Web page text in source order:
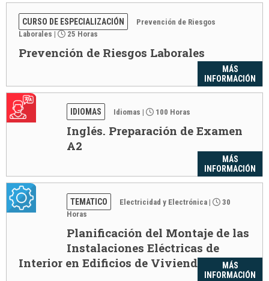
CURSO DE ESPECIALIZACIÓN
Prevención de Riesgos
Laborales | 25 Horas
Prevención de Riesgos Laborales
MÁS
INFORMACIÓN
IDIOMAS Idiomas | 100 Horas
Inglés. Preparación de Examen
A2
MÁS
INFORMACIÓN
TEMATICO Electricidad y Electrónica |
30
Horas
Planificación del Montaje de las
Instalaciones Eléctricas de
Interior en Edificios de Viviendas
MÁS
INFORMACIÓN